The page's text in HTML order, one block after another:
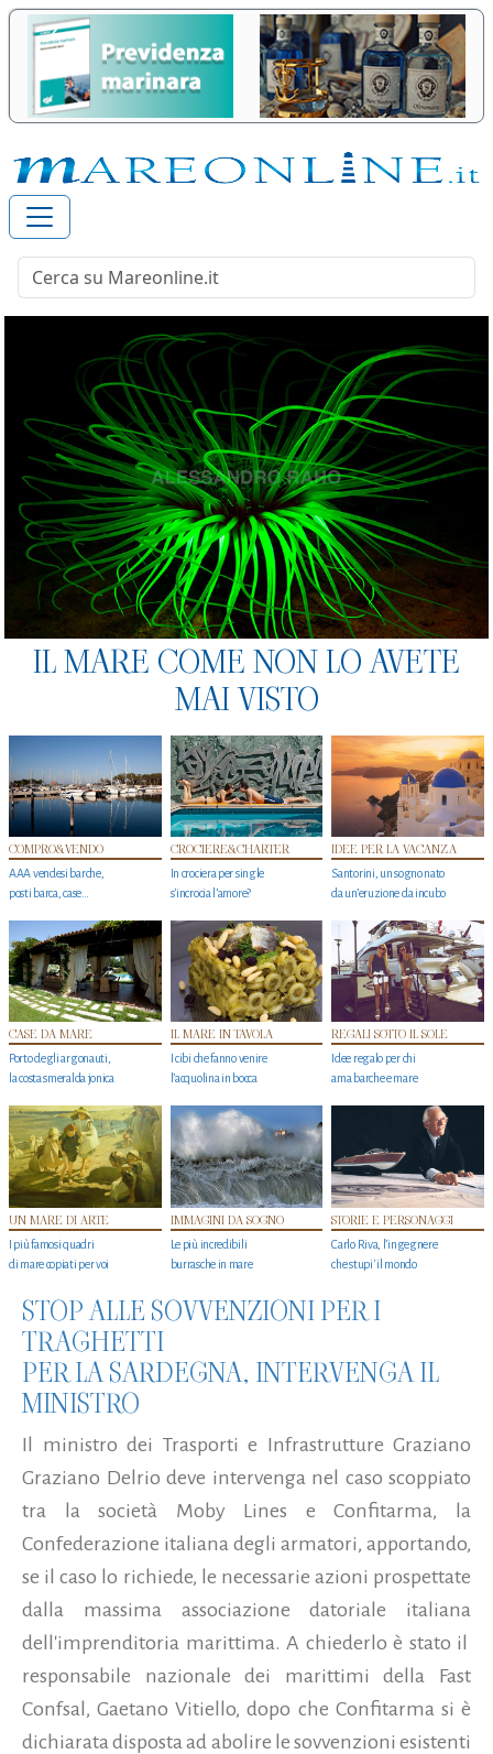
IL MARE COME NON LO AVETE
MAI VISTO
COMPRO&VENDO
AAA vendesi barche,
posti barca, case…
CROCIERE&CHARTER
In crociera per single
s'incrocia l’amore?
IDEE PER LA VACANZA
Santorini, un sogno nato
da un’eruzione da incubo
CASE DA MARE
Porto degli argonauti,
la costa smeralda jonica
IL MARE IN TAVOLA
I cibi che fanno venire
l’acquolina in bocca
REGALI SOTTO IL SOLE
Idee regalo per chi
ama barche e mare
UN MARE DI ARTE
I più famosi quadri
di mare copiati per voi
IMMAGINI DA SOGNO
Le più incredibili
burrasche in mare
STORIE E PERSONAGGI
Carlo Riva, l’ingegnere
che stupi' il mondo
STOP ALLE SOVVENZIONI PER I
TRAGHETTI
PER LA SARDEGNA, INTERVENGA IL
MINISTRO
Il ministro dei Trasporti e Infrastrutture Graziano
Graziano Delrio deve intervenga nel caso scoppiato
tra la società Moby Lines e Confitarma, la
Confederazione italiana degli armatori, apportando,
se il caso lo richiede, le necessarie azioni prospettate
dalla massima associazione datoriale italiana
dell'imprenditoria marittima. A chiederlo è stato il
responsabile nazionale dei marittimi della Fast
Confsal, Gaetano Vitiello, dopo che Confitarma si è
dichiarata disposta ad abolire le sovvenzioni esistenti